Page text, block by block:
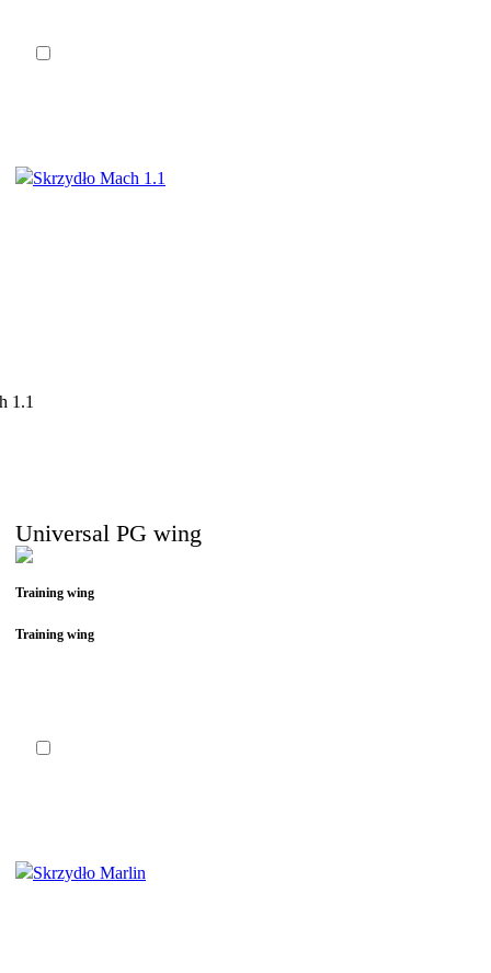
Universal PG wing
Training wing
Training wing